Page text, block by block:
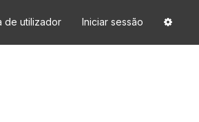
de utilizador Iniciar sessão